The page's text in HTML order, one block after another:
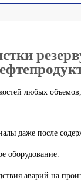
любых
даже после
оборудование.
аварий на